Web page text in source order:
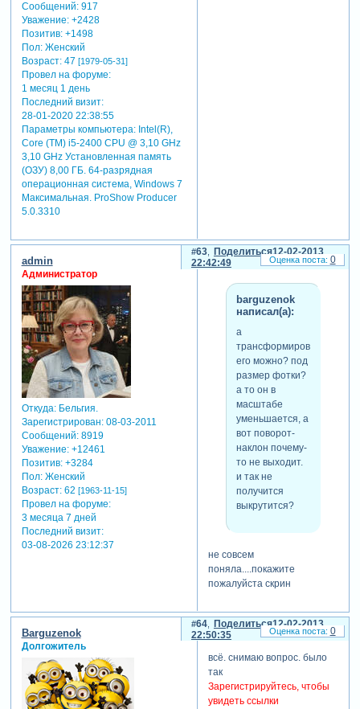
Сообщений:917
Уважение: +2428
Позитив: +1498
Пол:Женский
Возраст:47 [1979-05-31]
Провел на форуме:
1 месяц 1 день
Последний визит:
28-01-2020 22:38:55
Параметры компьютера:Intel(R),
Core (TM) i5-2400 CPU @ 3,10 GHz
3,10 GHz Установленная память
(ОЗУ) 8,00 ГБ. 64-разрядная
операционная система, Windows 7
Максимальная. ProShow Producer
5.0.3310
Поделиться
63
12-02-2013
22:42:49
admin
Администратор
Откуда:Бельгия.
Зарегистрирован: 08-03-2011
Сообщений:8919
Уважение: +12461
Позитив: +3284
Пол:Женский
Возраст:62 [1963-11-15]
Провел на форуме:
3 месяца 7 дней
Последний визит:
03-08-2026 23:12:37
barguzenok
написал(а):
а
трансформировать
его можно? под
размер фотки?
а то он в
масштабе
уменьшается, а
вот поворот-
наклон почему-
то не выходит.
и так не
получится
выкрутится?
не совсем
поняла....покажите
пожалуйста скрин
0
Поделиться
64
12-02-2013
22:50:35
Barguzenok
Долгожитель
всё. снимаю вопрос. было
так
Зарегистрируйтесь, чтобы
увидеть ссылки
0